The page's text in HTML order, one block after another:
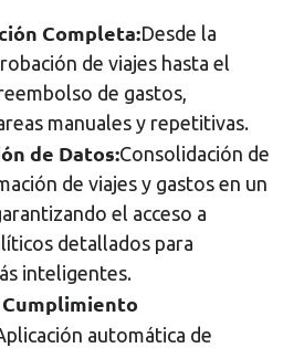
Completa:Desde la
de viajes hasta el
de gastos,
manuales y repetitivas.
de Datos:Consolidación de
de viajes y gastos en un
el acceso a
detallados para
inteligentes.
automática de